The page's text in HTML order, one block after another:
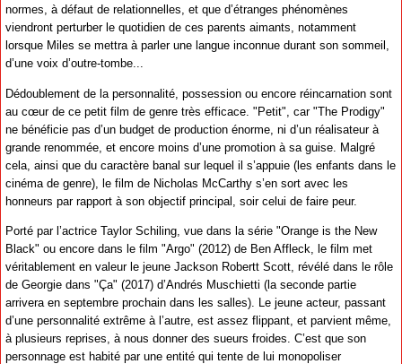
normes, à défaut de relationnelles, et que d’étranges phénomènes
viendront perturber le quotidien de ces parents aimants, notamment
lorsque Miles se mettra à parler une langue inconnue durant son sommeil,
d’une voix d’outre-tombe...
Dédoublement de la personnalité, possession ou encore réincarnation sont
au cœur de ce petit film de genre très efficace. "Petit", car "The Prodigy"
ne bénéficie pas d’un budget de production énorme, ni d’un réalisateur à
grande renommée, et encore moins d’une promotion à sa guise. Malgré
cela, ainsi que du caractère banal sur lequel il s’appuie (les enfants dans le
cinéma de genre), le film de Nicholas McCarthy s’en sort avec les
honneurs par rapport à son objectif principal, soir celui de faire peur.
Porté par l’actrice Taylor Schiling, vue dans la série "Orange is the New
Black" ou encore dans le film "Argo" (2012) de Ben Affleck, le film met
véritablement en valeur le jeune Jackson Robertt Scott, révélé dans le rôle
de Georgie dans "Ça" (2017) d’Andrés Muschietti (la seconde partie
arrivera en septembre prochain dans les salles). Le jeune acteur, passant
d’une personnalité extrême à l’autre, est assez flippant, et parvient même,
à plusieurs reprises, à nous donner des sueurs froides. C’est que son
personnage est habité par une entité qui tente de lui monopoliser